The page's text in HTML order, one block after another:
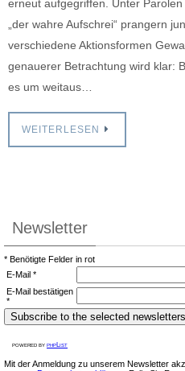
erneut aufgegriffen. Unter
„der wahre Aufschrei“ prangern
verschiedene Aktionsformen
genauerer Betrachtung wird klar:
es um weitaus…
WEITERLESEN
Newsletter